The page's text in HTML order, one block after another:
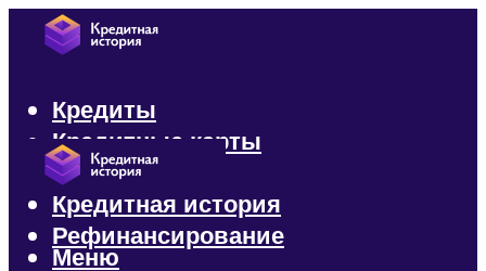
Кредиты
Кредитные карты
Микрозаймы
Кредитная история
Рефинансирование
Меню